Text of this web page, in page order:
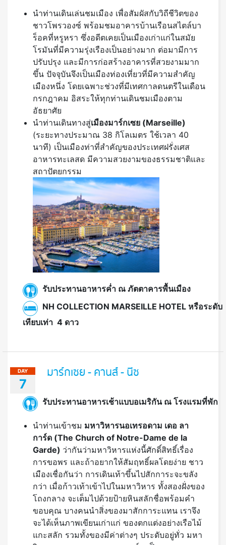
นำท่านเดินเล่นชมเมือง เพื่อสัมผัสกับวิถีชีวิตของ
ชาวโพรวองซ์ พร้อมชมอาคารบ้านเรือนสไตล์บา
ร็อคที่หรูหรา ซึ่งอดีตเคยเป็นเมืองเก่าแก่ในสมัย
โรมันที่มีความรุ่งเรืองเป็นอย่างมาก ต่อมามีการ
ปรับปรุง และมีการก่อสร้างอาคารที่สวยงามมาก
ขึ้น ปัจจุบันจึงเป็นเมืองท่องเที่ยวที่มีความสำคัญ
เมืองหนึ่ง โดยเฉพาะช่วงที่มีเทศกาลดนตรีในเดือน
กรกฎาคม อิสระให้ทุกท่านเดินชมเมืองตาม
อัธยาศัย
นำท่านเดินทางสู่เมืองมาร์กเซย (Marseille)
(ระยะทางประมาณ 38 กิโลเมตร ใช้เวลา 40
นาที) เป็นเมืองท่าที่สำคัญของประเทศฝรั่งเศส
อาหารทะเลสด มีความสวยงามของธรรมชาติและ
สถาปัตยกรรม
รับประทานอาหารค่ำ ณ ภัตตาคารพื้นเมือง
NH COLLECTION MARSEILLE HOTEL หรือระดับ
เทียบเท่า 4 ดาว
DAY
7
มาร์กเซย - คานส์ - นีซ
รับประทานอาหารเช้าแบบอเมริกัน ณ โรงแรมที่พัก
นำท่านเข้าชม มหาวิหารนอเทรอดาม เดอ ลา
การ์ด (The Church of Notre-Dame de la
Garde) ว่ากันว่ามหาวิหารแห่งนี้ศักดิ์สิทธิ์เรื่อง
การขอพร และถ้าอยากให้สัมฤทธิ์ผลโดยง่าย ชาว
เมืองเชื่อกันว่า การเดินเท้าขึ้นไปสักการะจะขลัง
กว่า เมื่อก้าวเท้าเข้าไปในมหาวิหาร ทั้งสองฝั่งของ
โถงกลาง จะเต็มไปด้วยป้ายหินสลักชื่อพร้อมคำ
ขอบคุณ บางคนนำสิ่งของมาสักการะแทน เราจึง
จะได้เห็นภาพเขียนเก่าแก่ ของตกแต่งอย่างเรือไม้
แกะสลัก รวมทั้งของมีค่าต่างๆ ประดับอยู่ทั่ว มหา